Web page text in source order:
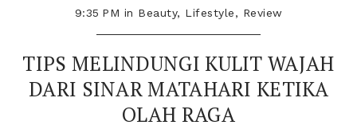
9:35 PM in Beauty, Lifestyle, Review
TIPS MELINDUNGI KULIT WAJAH
DARI SINAR MATAHARI KETIKA
OLAH RAGA